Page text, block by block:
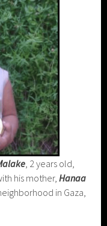
, 2 years old,
his mother,Hanaa
in Gaza,